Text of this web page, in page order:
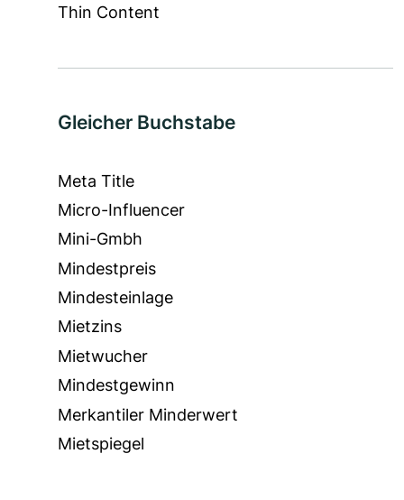
Thin Content
Gleicher Buchstabe
Meta Title
Micro-Influencer
Mini-Gmbh
Mindestpreis
Mindesteinlage
Mietzins
Mietwucher
Mindestgewinn
Merkantiler Minderwert
Mietspiegel